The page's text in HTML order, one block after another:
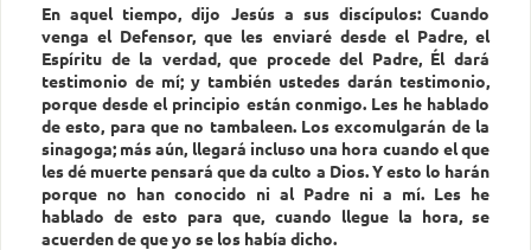
En aquel tiempo, dijo Jesús a sus discípulos: Cuando
venga el Defensor, que les enviaré desde el Padre, el
Espíritu de la verdad, que procede del Padre, Él dará
testimonio de mí; y también ustedes darán testimonio,
porque desde el principio están conmigo. Les he hablado
de esto, para que no tambaleen. Los excomulgarán de la
sinagoga; más aún, llegará incluso una hora cuando el que
les dé muerte pensará que da culto a Dios. Y esto lo harán
porque no han conocido ni al Padre ni a mí. Les he
hablado de esto para que, cuando llegue la hora, se
acuerden de que yo se los había dicho.